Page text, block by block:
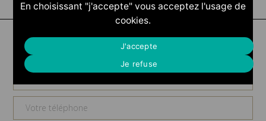
Demande d'informations
En choisissant "j'accepte" vous acceptez l'usage de
cookies.
J'accepte
Je refuse